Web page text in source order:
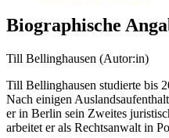
Biographische
Till Bellinghausen (Autor:in)
Till Bellinghausen studierte bis
Nach einigen
er in Berlin sein Zweites
arbeitet er als Rechtsanwalt in